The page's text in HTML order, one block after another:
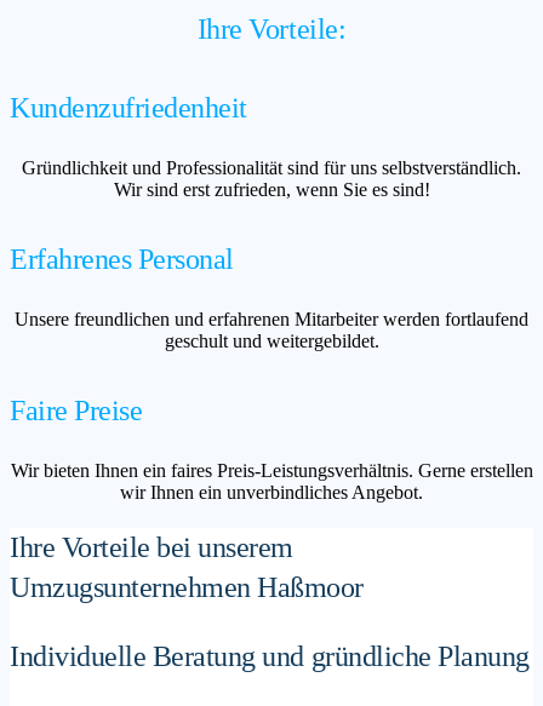
Ihre Vorteile:
Kundenzufriedenheit
Gründlichkeit und Professionalität sind für uns selbstverständlich.
Wir sind erst zufrieden, wenn Sie es sind!
Erfahrenes Personal
Unsere freundlichen und erfahrenen Mitarbeiter werden fortlaufend
geschult und weitergebildet.
Faire Preise
Wir bieten Ihnen ein faires Preis-Leistungsverhältnis. Gerne erstellen
wir Ihnen ein unverbindliches Angebot.
Ihre Vorteile bei unserem
Umzugsunternehmen Haßmoor
Individuelle Beratung und gründliche Planung